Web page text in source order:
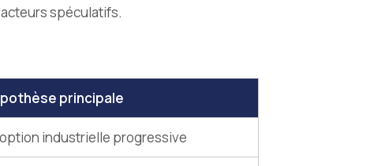
spéculatifs.
principale
industrielle progressive